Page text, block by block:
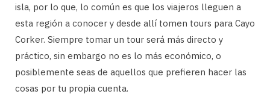
isla, por lo que, lo común es que los viajeros lleguen a
esta región a conocer y desde allí tomen tours para Cayo
Corker. Siempre tomar un tour será más directo y
práctico, sin embargo no es lo más económico, o
posiblemente seas de aquellos que prefieren hacer las
cosas por tu propia cuenta.